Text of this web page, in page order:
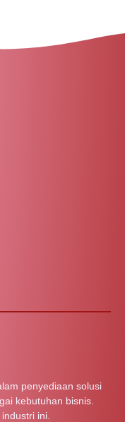
penyediaan solusi
kebutuhan bisnis.
ini.